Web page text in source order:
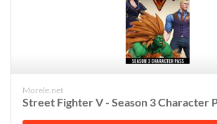
Morele.net
Street Fighter V - Season 3 Character